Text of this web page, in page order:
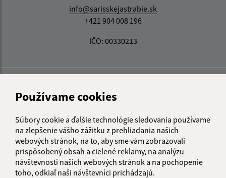
Používame cookies
Súbory cookie a ďalšie technológie sledovania používame
na zlepšenie vášho zážitku z prehliadania našich
webových stránok, na to, aby sme vám zobrazovali
prispôsobený obsah a cielené reklamy, na analýzu
návštevnosti našich webových stránok a na pochopenie
toho, odkiaľ naši návštevníci prichádzajú.
info@sarisskejastrabie.sk
+421 904 008 196
IČO: 00330213